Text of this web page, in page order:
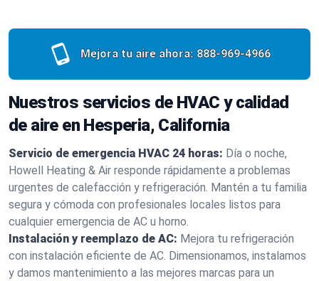
Mejora tu aire ahora: 888-969-4966
Nuestros servicios de HVAC y calidad
de aire en Hesperia, California
Servicio de emergencia HVAC 24 horas: Día o noche,
Howell Heating & Air responde rápidamente a problemas
urgentes de calefacción y refrigeración. Mantén a tu familia
segura y cómoda con profesionales locales listos para
cualquier emergencia de AC u horno.
Instalación y reemplazo de AC: Mejora tu refrigeración
con instalación eficiente de AC. Dimensionamos, instalamos
y damos mantenimiento a las mejores marcas para un